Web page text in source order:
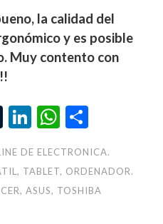
la calidad del
y es posible
Muy contento con
Tumblr
LinkedIn
DE ELECTRONICA.
TABLET, ORDENADOR.
ASUS, TOSHIBA